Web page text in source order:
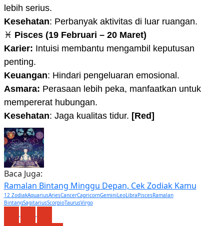
lebih serius.
Kesehatan: Perbanyak aktivitas di luar ruangan.
♓ Pisces (19 Februari – 20 Maret)
Karier: Intuisi membantu mengambil keputusan
penting.
Keuangan: Hindari pengeluaran emosional.
Asmara: Perasaan lebih peka, manfaatkan untuk
mempererat hubungan.
Kesehatan: Jaga kualitas tidur. [Red]
Baca Juga:
Ramalan Bintang Minggu Depan, Cek Zodiak Kamu
12 ZodiakAquariusAriesCancerCapricornGeminiLeoLibraPiscesRamalan
BintangSagitariusScorpioTaurusVirgo